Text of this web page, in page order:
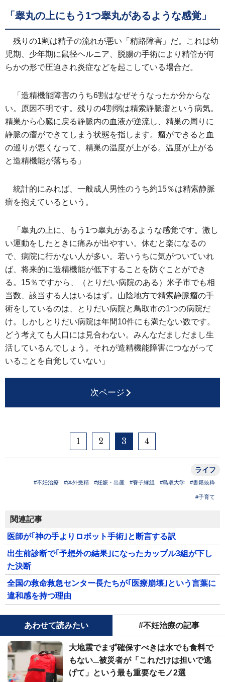
「睾丸の上にもう1つ睾丸があるような感覚」
残りの1割は精子の流れが悪い「精路障害」だ。これは幼
児期、少年期に鼠径ヘルニア、脱腸の手術により精管が何
らかの形で圧迫され炎症などを起こしている場合だ。
「造精機能障害のうち6割はなぜそうなったか分からな
い。原因不明です。残りの4割弱は精索静脈瘤という病気。
精巣から心臓に戻る静脈内の血液が逆流し、精巣の周りに
静脈の瘤ができてしまう状態を指します。瘤ができると血
の巡りが悪くなって、精巣の温度が上がる。温度が上がる
と造精機能が落ちる」
統計的にみれば、一般成人男性のうち約15％は精索静脈
瘤を抱えているという。
「睾丸の上に、もう1つ睾丸があるような感覚です。激し
い運動をしたときに痛みが出やすい。休むと楽になるの
で、病院に行かない人が多い。若いうちに気がついていれ
ば、将来的に造精機能が低下することを防ぐことができ
る。15％ですから、（とりだい病院のある）米子市でも相
当数、該当する人はいるはず。山陰地方で精索静脈瘤の手
術をしているのは、とりだい病院と鳥取市の1つの病院だ
け。しかしとりだい病院は年間10件にも満たない数です。
どう考えても人口には見合わない。みんなだましだまし生
活しているんでしょう。それが造精機能障害につながって
いることを自覚していない」
次ページ
1 2 3 4
ライフ
#不妊治療 #体外受精 #妊娠・出産 #養子縁組 #鳥取大学 #書籍抜粋
#子育て
関連記事
医師が｢神の手よりロボット手術｣と断言する訳
出生前診断で｢予想外の結果｣になったカップル3組が下し
た決断
全国の救命救急センター長たちが｢医療崩壊｣という言葉に
違和感を持つ理由
あわせて読みたい #不妊治療の記事
大地震でまず確保すべきは水でも食料で
もない...被災者が「これだけは担いで逃
げて」という最も重要なモノ2選